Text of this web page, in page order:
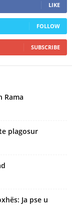
LIKE
FOLLOW
SUBSCRIBE
Rama
plagosur
Ja pse u